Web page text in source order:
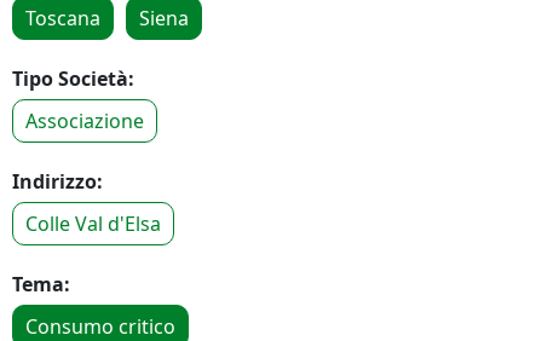
Toscana
Siena
Tipo Società:
Associazione
Indirizzo:
Colle Val d'Elsa
Tema:
Consumo critico